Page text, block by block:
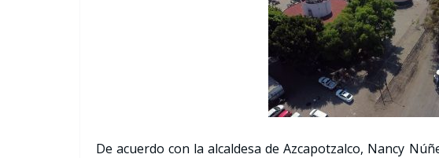
De acuerdo con la alcaldesa de Azcapotzalco, Nancy